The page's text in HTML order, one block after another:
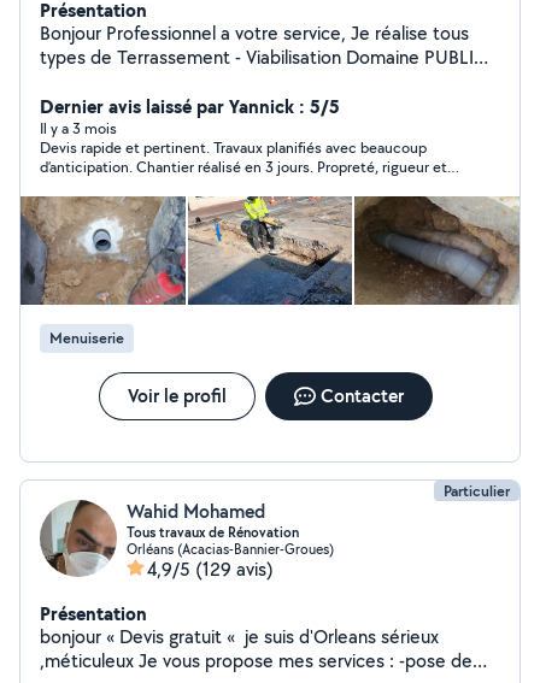
Présentation
Bonjour Professionnel a votre service, Je réalise tous
types de Terrassement - Viabilisation Domaine PUBLIC
Raccordement Branchement Eaux Potable, Viabilisation
Privative Assainissement- Eau Potable, EDF, France
Telecom, Réseau gouttière, Puisard, Chemin d'accès -
Parkings Clôture divers- Aménagements
Extérieur..VRD/Maçonnerie Divers, Évacuation Terre
Gravats- Coupe D'arbres - Arrachage Souche, n'hésitez
pas à me contacter Au 06-98-21-04-44
Dernier avis laissé par Yannick : 5/5
Il y a 3 mois
Devis rapide et pertinent. Travaux planifiés avec beaucoup
d’anticipation. Chantier réalisé en 3 jours. Propreté, rigueur et
réserve.
Menuiserie
Voir le profil Contacter
Particulier
Wahid Mohamed
Tous travaux de Rénovation
Orléans (Acacias-Bannier-Groues)
4,9/5 (129 avis)
Présentation
bonjour « Devis gratuit « je suis d'Orleans sérieux
,méticuleux Je vous propose mes services : -pose de